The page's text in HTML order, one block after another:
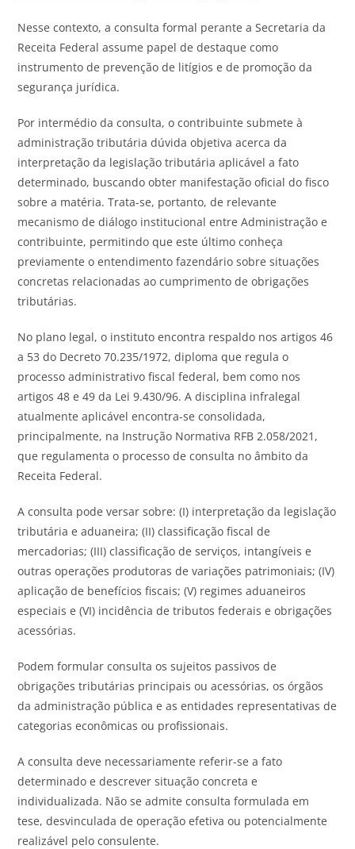
Nesse contexto, a consulta formal perante a Secretaria da
Receita Federal assume papel de destaque como
instrumento de prevenção de litígios e de promoção da
segurança jurídica.
Por intermédio da consulta, o contribuinte submete à
administração tributária dúvida objetiva acerca da
interpretação da legislação tributária aplicável a fato
determinado, buscando obter manifestação oficial do fisco
sobre a matéria. Trata-se, portanto, de relevante
mecanismo de diálogo institucional entre Administração e
contribuinte, permitindo que este último conheça
previamente o entendimento fazendário sobre situações
concretas relacionadas ao cumprimento de obrigações
tributárias.
No plano legal, o instituto encontra respaldo nos artigos 46
a 53 do Decreto 70.235/1972, diploma que regula o
processo administrativo fiscal federal, bem como nos
artigos 48 e 49 da Lei 9.430/96. A disciplina infralegal
atualmente aplicável encontra-se consolidada,
principalmente, na Instrução Normativa RFB 2.058/2021,
que regulamenta o processo de consulta no âmbito da
Receita Federal.
A consulta pode versar sobre: (I) interpretação da legislação
tributária e aduaneira; (II) classificação fiscal de
mercadorias; (III) classificação de serviços, intangíveis e
outras operações produtoras de variações patrimoniais; (IV)
aplicação de benefícios fiscais; (V) regimes aduaneiros
especiais e (VI) incidência de tributos federais e obrigações
acessórias.
Podem formular consulta os sujeitos passivos de
obrigações tributárias principais ou acessórias, os órgãos
da administração pública e as entidades representativas de
categorias econômicas ou profissionais.
A consulta deve necessariamente referir-se a fato
determinado e descrever situação concreta e
individualizada. Não se admite consulta formulada em
tese, desvinculada de operação efetiva ou potencialmente
realizável pelo consulente.